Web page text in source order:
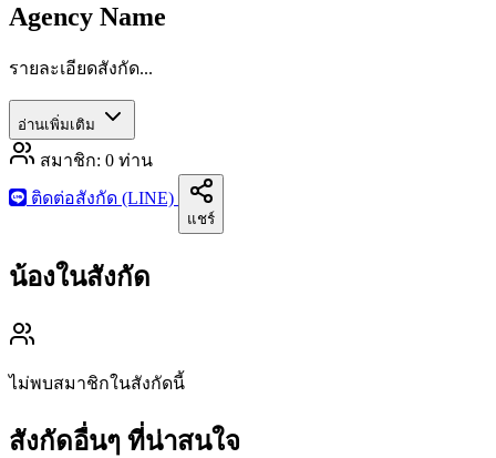
Agency Name
รายละเอียดสังกัด...
อ่านเพิ่มเติม
สมาชิก: 0 ท่าน
ติดต่อสังกัด (LINE)
แชร์
น้องในสังกัด
ไม่พบสมาชิกในสังกัดนี้
สังกัดอื่นๆ ที่น่าสนใจ